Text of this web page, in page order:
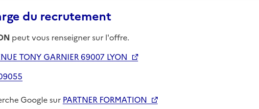
du recrutement
peut vous renseigner sur l'offre.
TONY GARNIER 69007 LYON
Google sur PARTNER FORMATION